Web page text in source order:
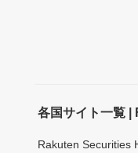
各国サイト一覧 |
Rakuten Securities